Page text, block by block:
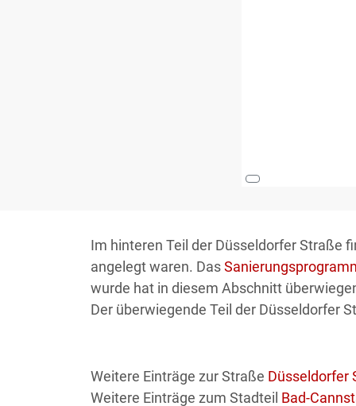
Im hinteren Teil der Düsseldorfer Straße
angelegt waren. Das
wurde hat in diesem Abschnitt
Der überwiegende Teil der Düsseldorfer
Weitere Einträge zur Straße Düsseldorfer
Weitere Einträge zum Stadteil Bad-